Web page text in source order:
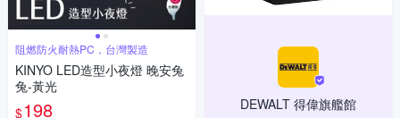
阻燃防火耐熱PC，台灣製造
KINYO LED造型小夜燈 晚安兔
兔-黃光
$198 DEWALT 得偉旗艦館